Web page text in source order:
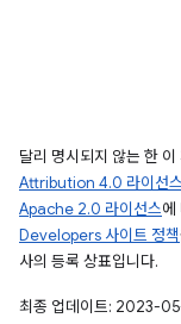
달리 명시되지 않는 한
Attribution 4.0 라이선스
Apache 2.0 라이선스에
Developers 사이트 정책
사의 등록 상표입니다.
최종 업데이트: 2023-